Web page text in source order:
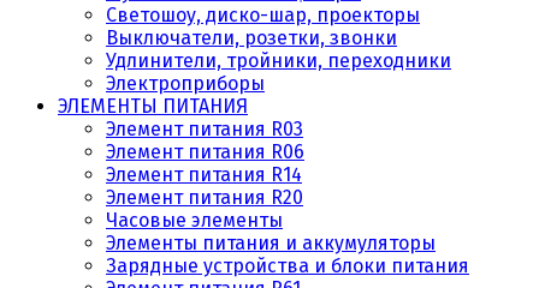
Светошоу, диско-шар, проекторы
Выключатели, розетки, звонки
Удлинители, тройники, переходники
Электроприборы
ЭЛЕМЕНТЫ ПИТАНИЯ
Элемент питания R03
Элемент питания R06
Элемент питания R14
Элемент питания R20
Часовые элементы
Элементы питания и аккумуляторы
Зарядные устройства и блоки питания